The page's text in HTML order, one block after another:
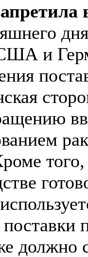
и
должно